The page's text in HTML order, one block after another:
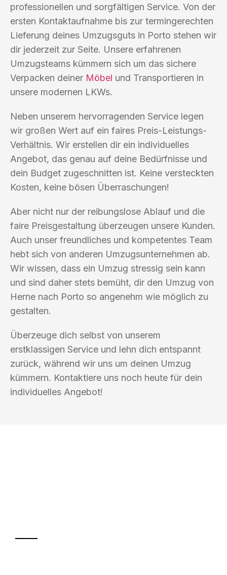
professionellen und sorgfältigen Service. Von der
ersten Kontaktaufnahme bis zur termingerechten
Lieferung deines Umzugsguts in Porto stehen wir
dir jederzeit zur Seite. Unsere erfahrenen
Umzugsteams kümmern sich um das sichere
Verpacken deiner Möbel und Transportieren in
unsere modernen LKWs.
Neben unserem hervorragenden Service legen
wir großen Wert auf ein faires Preis-Leistungs-
Verhältnis. Wir erstellen dir ein individuelles
Angebot, das genau auf deine Bedürfnisse und
dein Budget zugeschnitten ist. Keine versteckten
Kosten, keine bösen Überraschungen!
Aber nicht nur der reibungslose Ablauf und die
faire Preisgestaltung überzeugen unsere Kunden.
Auch unser freundliches und kompetentes Team
hebt sich von anderen Umzugsunternehmen ab.
Wir wissen, dass ein Umzug stressig sein kann
und sind daher stets bemüht, dir den Umzug von
Herne nach Porto so angenehm wie möglich zu
gestalten.
Überzeuge dich selbst von unserem
erstklassigen Service und lehn dich entspannt
zurück, während wir uns um deinen Umzug
kümmern. Kontaktiere uns noch heute für dein
individuelles Angebot!